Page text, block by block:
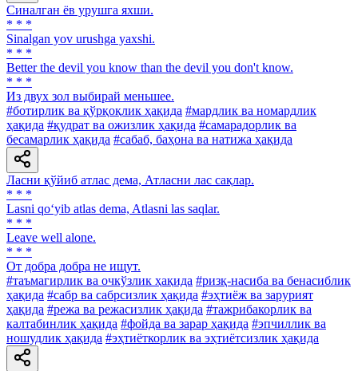
Синалган ёв урушга яхши.
* * *
Sinalgan yov urushga yaxshi.
* * *
Better the devil you know than the devil you don't know.
* * *
Из двух зол выбирай меньшее.
#ботирлик ва қўрқоқлик ҳақида #мардлик ва номардлик
ҳақида #қудрат ва ожизлик ҳақида #самарадорлик ва
бесамарлик ҳақида #сабаб, баҳона ва натижа ҳақида
Ласни қўйиб атлас дема, Атласни лас сақлар.
* * *
Lasni qo‘yib atlas dema, Atlasni las saqlar.
* * *
Leave well alone.
* * *
От добра добра не ищут.
#таъмагирлик ва очкўзлик ҳақида #ризқ-насиба ва бенасиблик
ҳақида #сабр ва сабрсизлик ҳақида #эҳтиёж ва зарурият
ҳақида #режа ва режасизлик ҳақида #тажрибакорлик ва
калтабинлик ҳақида #фойда ва зарар ҳақида #эпчиллик ва
ношудлик ҳақида #эҳтиёткорлик ва эҳтиётсизлик ҳақида